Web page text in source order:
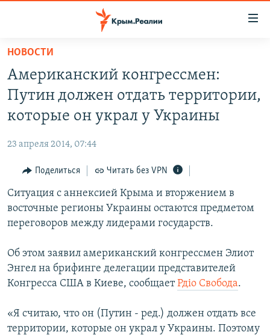
Вернуться
основному
содержанию
Вернутся
главной
навигации
Вернутся
поиску
СПЕЦПРОЕКТЫ
11 ЛЕТ ОККУПАЦИИ КРЫМА. 11 ИСТОРИЙ СОПРОТИВЛЕНИЯ
ВОДА
ЕЩЕ
ИНТЕРАКТИВ
ИНФОГРАФИКА
ТЕЛЕПРОЕКТ КРЫМ.РЕАЛИИ
ПРОПАВШИЕ БЕЗ ВЕСТИ
ПОБЕДИТЕЛЕЙ НЕ СУДЯТ?
ELIFBE
РАДІО СВОБОДА
КАК ОБОЙТИ БЛОКИРОВКУ
Українською
Qırımtatar
ПРИСОЕДИНЯЙТЕСЬ!
НОВОСТИ
Американский конгрессмен:
Путин должен отдать территории,
которые он украл у Украины
23 апреля 2014, 07:44
Поделиться Читать без VPN
Ситуация с аннексией Крыма и вторжением в
восточные регионы Украины остаются предметом
переговоров между лидерами государств.
Об этом заявил американский конгрессмен Элиот
Энгел на брифинге делегации представителей
Конгресса США в Киеве, сообщаетРдiо Свобода.
«Я считаю, что он (Путин - ред.) должен отдать все
территории, которые он украл у Украины. Поэтому